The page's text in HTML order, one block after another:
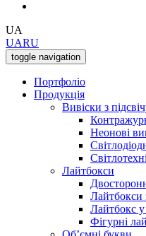
UA
UARU
toggle navigation
Портфоліо
Продукція
Вивіски з
Неонові
Лайтбокси
Лайтбокси
Лайтбокс у
Фігурні